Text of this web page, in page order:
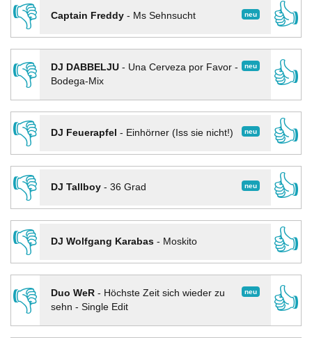
👎
neu
Captain Freddy- Ms Sehnsucht
👍
👎
neu
DJ DABBELJU- Una Cerveza por Favor -
Bodega-Mix
👍
👎
neu
DJ Feuerapfel - Einhörner (Iss sie nicht!)
👍
👎
neu
DJ Tallboy- 36 Grad
👍
👎
DJ Wolfgang Karabas- Moskito
👍
👎
neu
Duo WeR- Höchste Zeit sich wieder zu
sehn - Single Edit
👍